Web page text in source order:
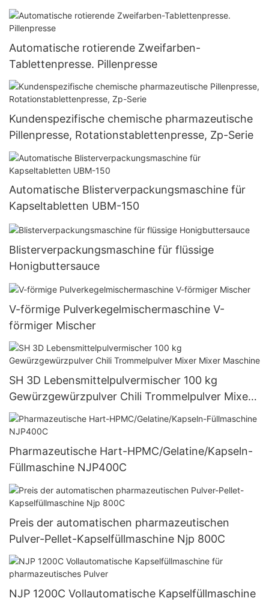
Automatische rotierende Zweifarben-
Tablettenpresse. Pillenpresse
Kundenspezifische chemische pharmazeutische
Pillenpresse, Rotationstablettenpresse, Zp-Serie
Automatische Blisterverpackungsmaschine für
Kapseltabletten UBM-150
Blisterverpackungsmaschine für flüssige
Honigbuttersauce
V-förmige Pulverkegelmischermaschine V-
förmiger Mischer
SH 3D Lebensmittelpulvermischer 100 kg
Gewürzgewürzpulver Chili Trommelpulver Mixer
Mixer Maschine
Pharmazeutische Hart-HPMC/Gelatine/Kapseln-
Füllmaschine NJP400C
Preis der automatischen pharmazeutischen
Pulver-Pellet-Kapselfüllmaschine Njp 800C
NJP 1200C Vollautomatische Kapselfüllmaschine